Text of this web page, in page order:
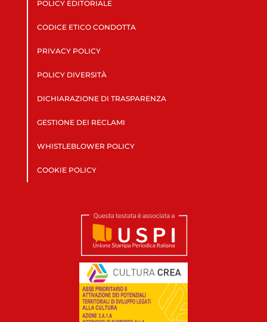
POLICY EDITORIALE
CODICE ETICO CONDOTTA
PRIVACY POLICY
POLICY DIVERSITÀ
DICHIARAZIONE DI TRASPARENZA
GESTIONE DEI RECLAMI
WHISTLEBLOWER POLICY
COOKIE POLICY